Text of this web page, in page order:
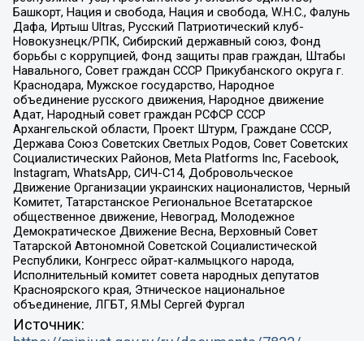
Башкорт, Нация и свобода, Нация и свобода, W.H.С., Фалунь
Дафа, Иртыш Ultras, Русский Патриотический клуб-
Новокузнецк/РПК, Сибирский державный союз, Фонд
борьбы с коррупцией, Фонд защиты прав граждан, Штабы
Навального, Совет граждан СССР Прикубанского округа г.
Краснодара, Мужское государство, Народное
объединение русского движения, Народное движение
Адат, Народный совет граждан РСФСР СССР
Архангельской области, Проект Штурм, Граждане СССР,
Держава Союз Советских Светлых Родов, Совет Советских
Социалистических Районов, Meta Platforms Inc, Facebook,
Instagram, WhatsApp, СИЧ-С14, Добровольческое
Движение Организации украинских националистов, Черный
Комитет, Татарстанское Региональное Всетатарское
общественное движение, Невоград, Молодежное
Демократическое Движение Весна, Верховный Совет
Татарской Автономной Советской Социалистической
Республики, Конгресс ойрат-калмыцкого народа,
Исполнительный комитет совета народных депутатов
Красноярского края, Этническое национальное
объединение, ЛГБТ, Я.МЫ Сергей Фургал
Источник: